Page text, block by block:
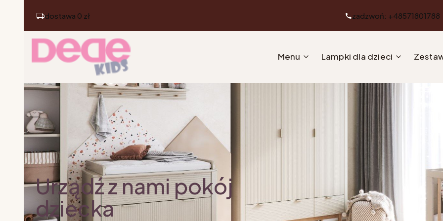
dostawa 0 zł zadzwoń: +48571801788
Menu Lampki dla dzieci
Urządź z nami pokój
dziecka